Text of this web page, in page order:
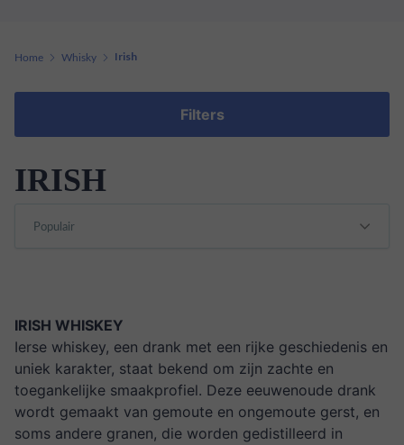
Home Whisky Irish
Filters
IRISH
IRISH WHISKEY
Ierse whiskey, een drank met een rijke geschiedenis en
uniek karakter, staat bekend om zijn zachte en
toegankelijke smaakprofiel. Deze eeuwenoude drank
wordt gemaakt van gemoute en ongemoute gerst, en
soms andere granen, die worden gedistilleerd in